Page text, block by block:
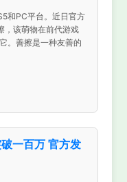
和PC平台。近日官方
，该萌物在前代游戏
。善擦是一种友善的
一百万 官方发